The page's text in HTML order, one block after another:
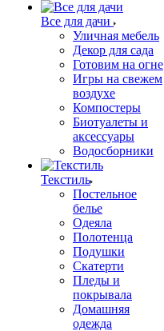
Все для дачи
Уличная мебель
Декор для сада
Готовим на огне
Игры на свежем
воздухе
Компостеры
Биотуалеты и
аксессуары
Водосборники
Текстиль
Постельное
белье
Одеяла
Полотенца
Подушки
Скатерти
Пледы и
покрывала
Домашняя
одежда